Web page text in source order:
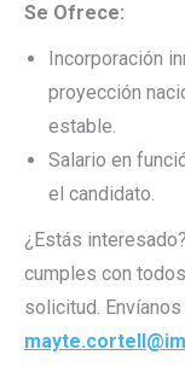
Se Ofrece:
Incorporación
proyección
estable.
Salario en
el candidato.
¿Estás
cumples con
solicitud.